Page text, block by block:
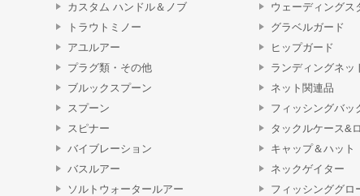
カスタム ハンドル＆ノブ
トラウトミノー
アユルアー
プラグ類・その他
ブルックスプーン
スプーン
スピナー
バイブレーション
バスルアー
ソルトウォータールアー
ウェーディングス
グラベルガード
ヒップガード
ランディングネッ
ネット関連品
フィッシングバッ
タックルケース&
キャップ＆ハット
ネックゲイター
フィッシンググロ